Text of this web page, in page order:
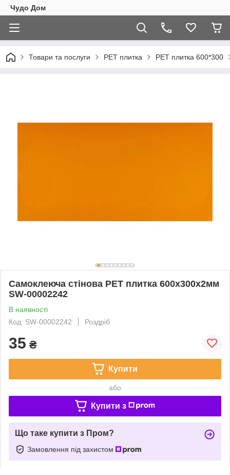
Чудо Дом
Товари та послуги PET плитка PET плитка 600*300
Самоклеюча стінова PET плитка 600х300х2мм
SW-00002242
В наявності
Код: SW-00002242
Роздріб
35 ₴
Купити
або
Купити з
Що таке купити з Пром?
Замовлення під захистом